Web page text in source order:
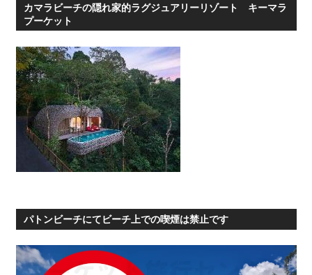
カマラビーチの隠れ家的ラグジュアリーリゾート キーマラ
プーケット
パトンビーチにてビーチ上での喫煙は禁止です